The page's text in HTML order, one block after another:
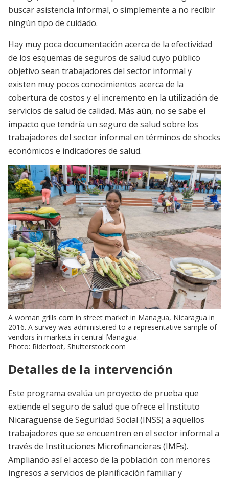
buscar asistencia informal, o simplemente a no recibir
ningún tipo de cuidado.
Hay muy poca documentación acerca de la efectividad
de los esquemas de seguros de salud cuyo público
objetivo sean trabajadores del sector informal y
existen muy pocos conocimientos acerca de la
cobertura de costos y el incremento en la utilización de
servicios de salud de calidad. Más aún, no se sabe el
impacto que tendría un seguro de salud sobre los
trabajadores del sector informal en términos de shocks
económicos e indicadores de salud.
A woman grills corn in street market in Managua, Nicaragua in
2016. A survey was administered to a representative sample of
vendors in markets in central Managua.
Photo: Riderfoot, Shutterstock.com
Detalles de la intervención
Este programa evalúa un proyecto de prueba que
extiende el seguro de salud que ofrece el Instituto
Nicaragüense de Seguridad Social (INSS) a aquellos
trabajadores que se encuentren en el sector informal a
través de Instituciones Microfinancieras (IMFs).
Ampliando así el acceso de la población con menores
ingresos a servicios de planificación familiar y